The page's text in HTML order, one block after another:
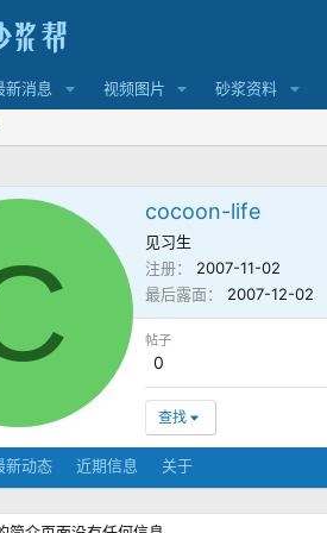
新消息 视频图片 砂浆资料
cocoon-life
见习生
注册
2007-11-02
最后露面
2007-12-02
帖子
0
查找
新动态 近期信息 关于